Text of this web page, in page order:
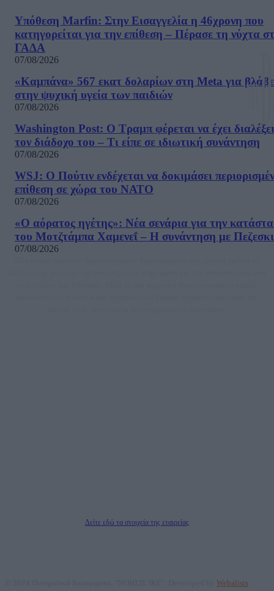
Υπόθεση Marfin: Στην Εισαγγελία η 46χρονη που
κατηγορείται για την επίθεση – Πέρασε τη νύχτα
ΓΑΔΑ
07/08/2026
«Καμπάνα» 567 εκατ δολαρίων στη Meta για
στην ψυχική υγεία των παιδιών
07/08/2026
Washington Post: Ο Τραμπ φέρεται να έχει διαλέξει
τον διάδοχο του – Τι είπε σε ιδιωτική συνάντηση
07/08/2026
WSJ: Ο Πούτιν ενδέχεται να δοκιμάσει
επίθεση σε χώρα του ΝΑΤΟ
07/08/2026
«Ο αόρατος ηγέτης»: Νέα σενάρια για την
του Μοτζτάμπα Χαμενεΐ – Η συνάντηση με
07/08/2026
Δείτε εδώ τα στοιχεία της εταιρείας
Webalists